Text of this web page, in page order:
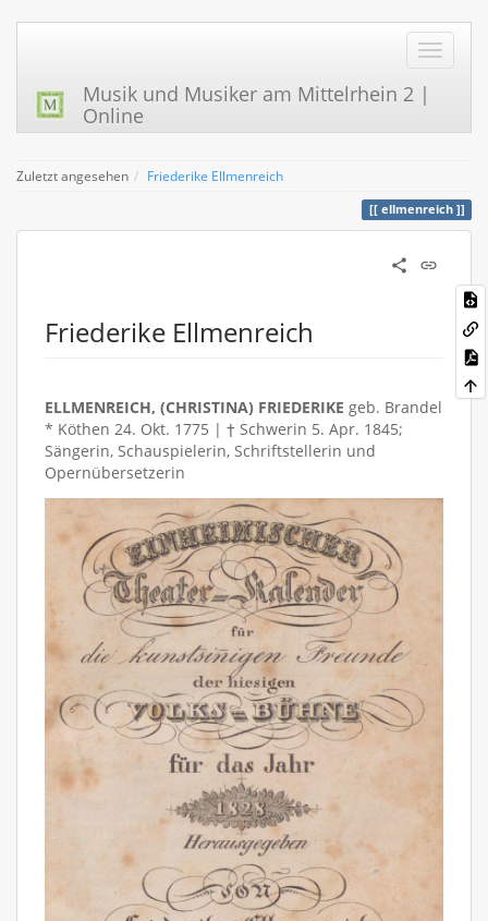
Musik und Musiker am Mittelrhein 2 |
Online
Zuletzt angesehen Friederike Ellmenreich
ellmenreich
Friederike Ellmenreich
ELLMENREICH, (CHRISTINA) FRIEDERIKE geb. Brandel
* Köthen 24. Okt. 1775 | † Schwerin 5. Apr. 1845;
Sängerin, Schauspielerin, Schriftstellerin und
Opernübersetzerin